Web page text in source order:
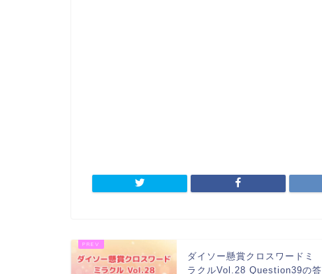
ダイソー懸賞クロスワードミ
ラクルVol.28 Question39の答